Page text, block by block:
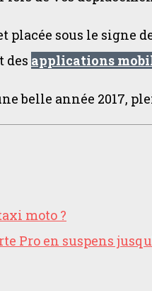
placée sous le
des applications
belle année 2017,
moto ?
Pro en suspens